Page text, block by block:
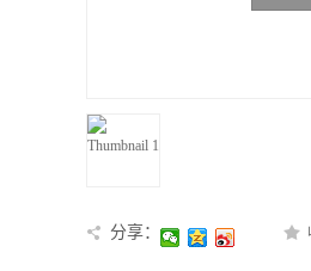
分享：